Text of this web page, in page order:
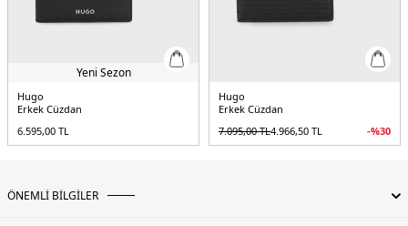
Yeni Sezon
Hugo
Erkek Cüzdan
6.595,00 TL
Hugo
Erkek Cüzdan
7.095,00TL4.966,50 TL -%30
ÖNEMLİ BİLGİLER